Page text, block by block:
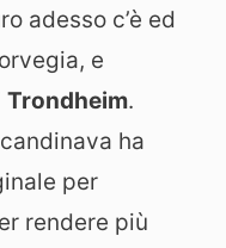
adesso c’è ed
e
Trondheim.
ha
per
rendere più